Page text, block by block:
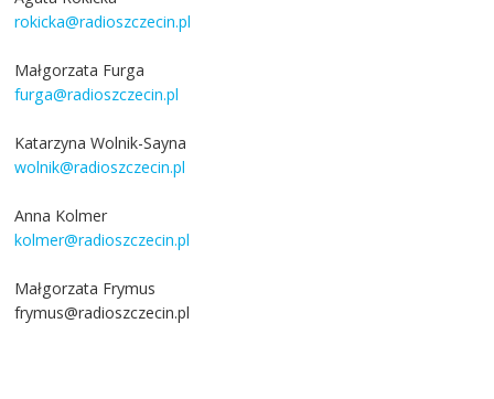
rokicka@radioszczecin.pl
Małgorzata Furga
furga@radioszczecin.pl
Katarzyna Wolnik-Sayna
wolnik@radioszczecin.pl
Anna Kolmer
kolmer@radioszczecin.pl
Małgorzata Frymus
frymus@radioszczecin.pl